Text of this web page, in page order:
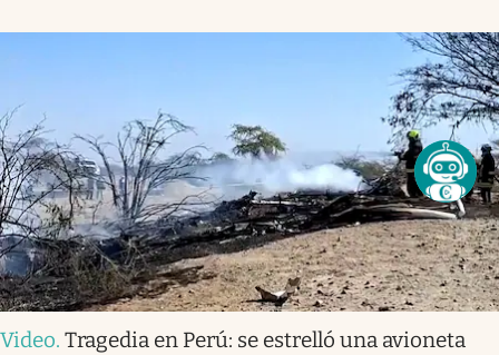
Video. Tragedia en Perú: se estrelló una avioneta